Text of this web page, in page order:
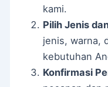
kami.
Pilih Jenis
jenis, warna,
kebutuhan
Konfirmasi